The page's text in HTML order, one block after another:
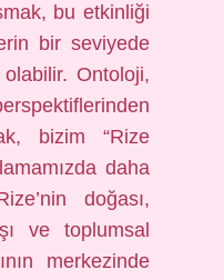
bu etkinliği
bir seviyede
olabilir. Ontoloji,
bizim “Rize
daha
doğası,
ve toplumsal
merkezinde